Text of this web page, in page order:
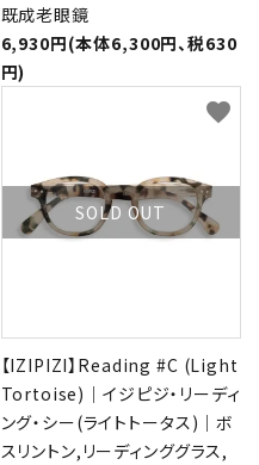
既成老眼鏡
6,930円(本体6,300円、税630
円)
SOLD OUT
【IZIPIZI】Reading #C (Light
Tortoise)｜イジピジ・リーディ
ング・シー(ライトトータス)｜ボ
スリントン,リーディンググラス,
favorite